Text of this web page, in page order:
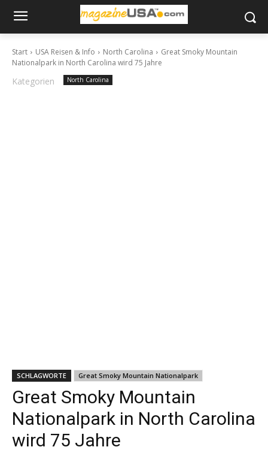
Start USA Reisen & Info North Carolina
Great Smoky Mountain
Nationalpark in North Carolina wird 75 Jahre
Kategorien North Carolina
SCHLAGWORTE Great Smoky Mountain Nationalpark
Great Smoky Mountain
Nationalpark in North Carolina
wird 75 Jahre